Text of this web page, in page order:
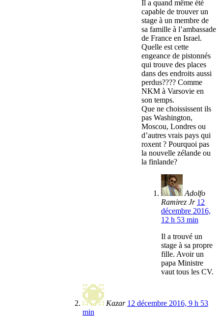
Il a quand même été
capable de trouver un
stage à un membre de
sa famille à l’ambassade
de France en Israel.
Quelle est cette
engeance de pistonnés
qui trouve des places
dans des endroits aussi
perdus???? Comme
NKM à Varsovie en
son temps.
Que ne choississent ils
pas Washington,
Moscou, Londres ou
d’autres vrais pays qui
roxent ? Pourquoi pas
la nouvelle zélande ou
la finlande?
Adolfo
Ramirez Jr 12
décembre 2016,
12 h 53 min
Il a trouvé un
stage à sa propre
fille. Avoir un
papa Ministre
vaut tous les CV.
Kazar 12 décembre 2016, 9 h 53
min